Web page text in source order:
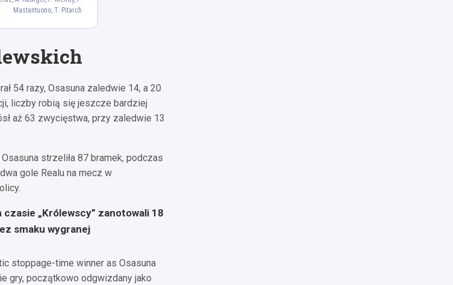
D. Carvajal
Mastantuono, T. Pitarch
54 razy, Osasuna zaledwie 14, a 20
liczby robią się jeszcze bardziej
aż 63 zwycięstwa, przy zaledwie 13
strzeliła 87 bramek, podczas
gole Realu na mecz w
„Królewscy” zanotowali 18
smaku wygranej
stoppage-time winner as Osasuna
gry, początkowo odgwizdany jako